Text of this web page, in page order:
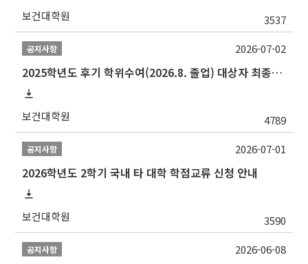
보건대학원 3537
공지사항
2025학년도 후기 학위수여(2026.8. 졸업) 대상자 최종인준 논문 제출 안내
보건대학원 4789
2026-07-02
공지사항
2026학년도 2학기 국내 타 대학 학점교류 신청 안내
보건대학원 3590
2026-07-01
공지사항 2026-06-08